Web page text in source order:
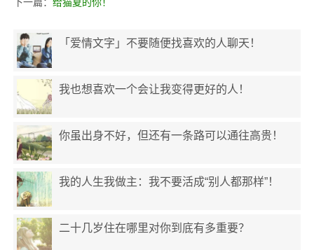
「爱情文字」不要随便找喜欢的人聊天！
我也想喜欢一个会让我变得更好的人！
你虽出身不好，但还有一条路可以通往高贵！
我的人生我做主：我不要活成“别人都那样”！
二十几岁住在哪里对你到底有多重要？